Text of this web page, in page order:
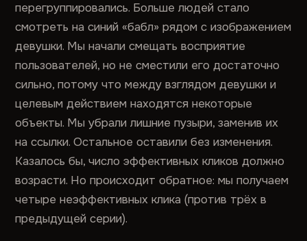
перегруппировались. Больше людей стало
смотреть на синий «бабл» рядом с изображением
девушки. Мы начали смещать восприятие
пользователей, но не сместили его достаточно
сильно, потому что между взглядом девушки и
целевым действием находятся некоторые
объекты. Мы убрали лишние пузыри, заменив их
на ссылки. Остальное оставили без изменения.
Казалось бы, число эффективных кликов должно
возрасти. Но происходит обратное: мы получаем
четыре неэффективных клика (против трёх в
предыдущей серии).